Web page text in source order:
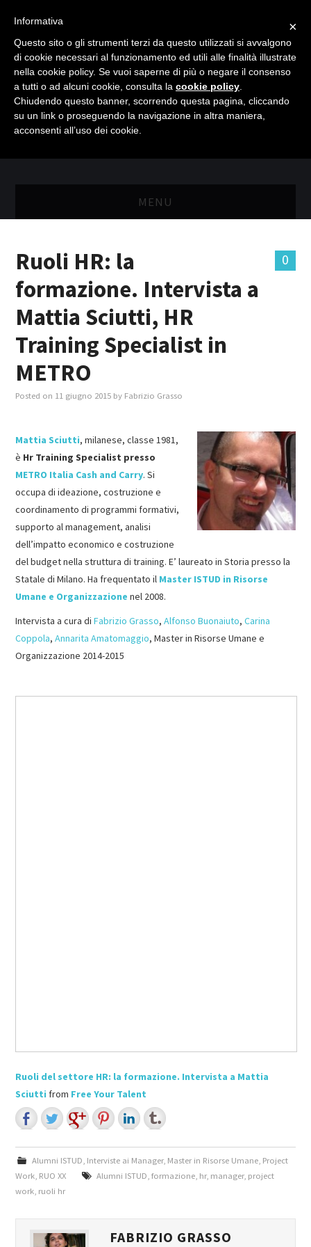
MENU
MASTER MARKETING & RETAIL
SCIENZIATI IN AZIENDA
MASTER IN FOOD & BEVERAGE
GIURISTI IN AZIENDA
0
Ruoli HR: la
formazione. Intervista a
Mattia Sciutti, HR
Training Specialist in
METRO
Posted on 11 giugno 2015 by Fabrizio Grasso
Mattia Sciutti, milanese, classe 1981,
è Hr Training Specialist presso
METRO Italia Cash and Carry. Si
occupa di ideazione, costruzione e
coordinamento di programmi formativi,
supporto al management, analisi
dell’impatto economico e costruzione
del budget nella struttura di training. E’ laureato in Storia presso la
Statale di Milano. Ha frequentato il Master ISTUD in Risorse
Umane e Organizzazione nel 2008.
Intervista a cura diFabrizio Grasso,Alfonso Buonaiuto,Carina
Coppola,Annarita Amatomaggio, Master in Risorse Umane e
Organizzazione 2014-2015
Ruoli del settore HR: la formazione. Intervista a Mattia
Sciutti from Free Your Talent
Alumni ISTUD Interviste ai Manager, Master in Risorse Umane, Project
Work RUO XX Alumni ISTUD formazione, hr, manager, project
work ruoli hr
FABRIZIO GRASSO
×
Informativa
Questo sito o gli strumenti terzi da questo utilizzati si avvalgono
di cookie necessari al funzionamento ed utili alle finalità illustrate
nella cookie policy. Se vuoi saperne di più o negare il consenso
a tutti o ad alcuni cookie, consulta la cookie policy
Chiudendo questo banner, scorrendo questa pagina, cliccando
su un link o proseguendo la navigazione in altra maniera,
acconsenti all’uso dei cookie.